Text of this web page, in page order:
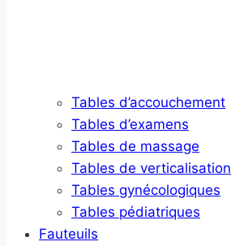
Tables d’accouchement
Tables d’examens
Tables de massage
Tables de verticalisation
Tables gynécologiques
Tables pédiatriques
Fauteuils